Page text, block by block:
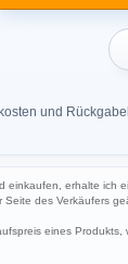
und
einkaufen, erhalte
des Verkäufers
eines